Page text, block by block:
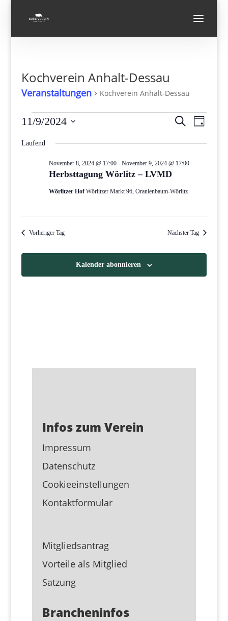
Kochverein Anhalt-Dessau
Veranstaltungen Kochverein Anhalt-Dessau
Veranstaltungen
November
2024
und
SucheTag
11/9/2024
Laufend
Herbsttagung Wörlitz – LVMD
November 8, 2024 @ 17:00- November 9, 2024 @ 17:00
Wörlitzer Hof Wörlitzer Markt 96, Oranienbaum-Wörlitz
Vorheriger Tag Nächster Tag
Kalender abonnieren
Infos zum Verein
Impressum
Datenschutz
Cookieeinstellungen
Kontaktformular
Mitgliedsantrag
Vorteile als Mitglied
Satzung
Brancheninfos